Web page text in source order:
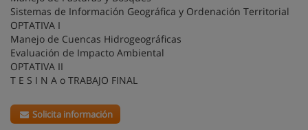
Sistemas de Información Geográfica y Ordenación Territorial
OPTATIVA I
Manejo de Cuencas Hidrogeográficas
Evaluación de Impacto Ambiental
OPTATIVA II
T E S I N A o TRABAJO FINAL
Solicita información